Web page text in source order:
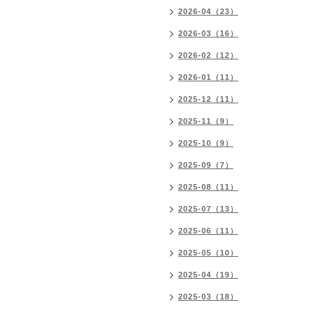
2026-04（23）
2026-03（16）
2026-02（12）
2026-01（11）
2025-12（11）
2025-11（9）
2025-10（9）
2025-09（7）
2025-08（11）
2025-07（13）
2025-06（11）
2025-05（10）
2025-04（19）
2025-03（18）